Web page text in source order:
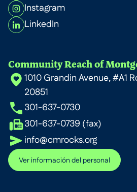
Instagram
LinkedIn
Community Reach of
1010 Grandin Avenue, #A1
20851
301-637-0730
301-637-0739 (fax)
info@cmrocks.org
Ver información del personal